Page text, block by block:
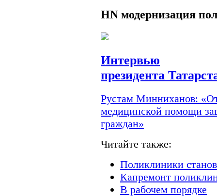
HN модернизация
Интервью
президента
Рустам Минниханов:
медицинской помощи
граждан»
Читайте также:
Поликлиники
Капремонт
В рабочем порядке